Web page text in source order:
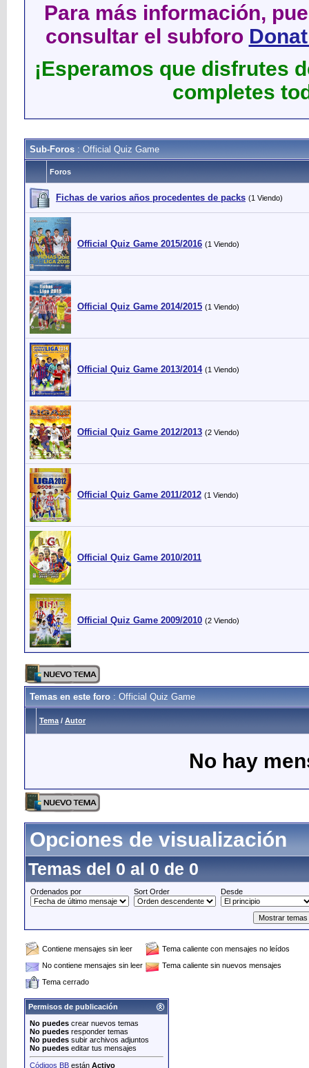
Para más información,
consultar el subforo
¡Esperamos que disfrutes
completes
Sub-Foros : Official Quiz Game
Foros
Fichas de varios años procedentes de packs (1 Viendo)
Official Quiz Game 2015/2016 (1 Viendo)
Official Quiz Game 2014/2015 (1 Viendo)
Official Quiz Game 2013/2014 (1 Viendo)
Official Quiz Game 2012/2013 (2 Viendo)
Official Quiz Game 2011/2012 (1 Viendo)
Official Quiz Game 2010/2011
Official Quiz Game 2009/2010 (2 Viendo)
Temas en este foro : Official Quiz Game
Tema / Autor
No hay
Opciones de visualización
Temas del 0 al 0 de 0
Ordenados por Sort Order Desde
Contiene mensajes sin leer
Tema caliente con mensajes no leídos
No contiene mensajes sin leer
Tema caliente sin nuevos mensajes
Tema cerrado
Permisos de publicación
No puedes crear nuevos temas
No puedes responder temas
No puedes subir archivos adjuntos
No puedes editar tus mensajes
Códigos BB están Activo